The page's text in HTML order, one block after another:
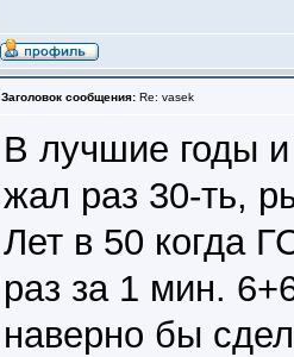
Заголовок сообщения: Re: vasek
В лучшие годы и
жал раз 30-ть,
Лет в 50 когда
раз за 1 мин.
наверно бы